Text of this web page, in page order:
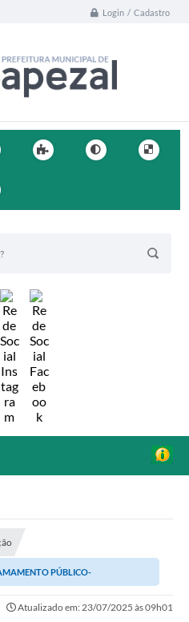
Login / Cadastro
PÚBLICO-
Atualizado em: 23/07/2025 às 09h01